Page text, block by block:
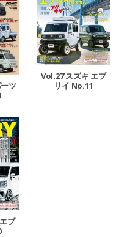
ツ
Vol.27 スズキ エブ
リイ No.11
ブ